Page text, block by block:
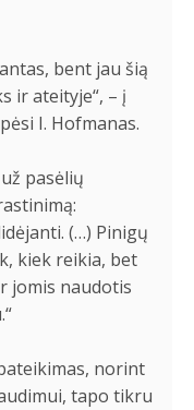
bent jau šią
ir ateityje“, – į
I. Hofmanas.
pasėlių
(…) Pinigų
kiek reikia, bet
jomis naudotis
norint
tapo tikru